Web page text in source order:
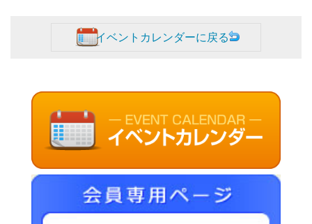
イベントカレンダーに戻る